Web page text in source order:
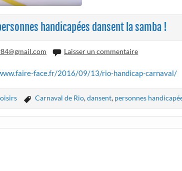
handicapées dansent la samba !
Laisser un commentaire
face.fr/2016/09/13/rio-handicap-carnaval/
Carnaval de Rio,dansent, personnes